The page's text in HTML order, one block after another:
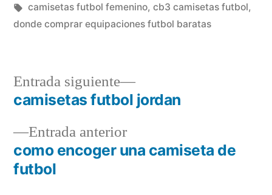
en
Etiquetas:
camisetas futbol femenino, cb3 camisetas futbol,
donde comprar equipaciones futbol baratas
Navegación
de
entradas
Entrada anteriorEntrada
anterior:
como encoger una camiseta de
futbol
Entrada siguiente
Entrada
siguiente:
camisetas futbol jordan